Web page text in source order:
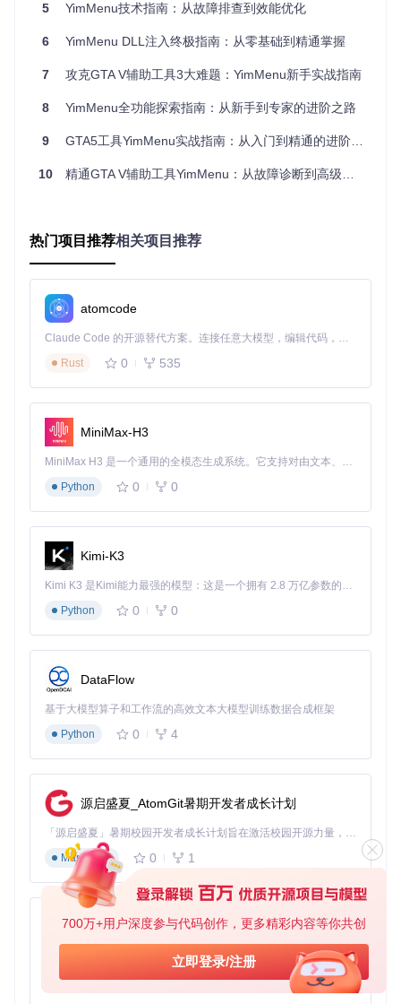
700万+用户深度参与代码创作，更多精彩内容等你共创
立即登录/注册
注入器未以管理员权限运行。
├─ 检查游戏版本与YimMenu兼容性
│  └─ 查看YimMenu官方文档中的兼容性说明
├─ 检查注入日志
│  └─ 查看注入器的错误日志信息
└─ 以管理员权限运行注入器
症状三：游戏频繁崩溃
可能原因
YimMenu版本过旧。
存在其他冲突的辅助工具。
系统环境不兼容。
故障诊断树
游戏频繁崩溃
├─ 检查YimMenu版本
│  └─ 前往官方仓库获取最新版本
│  └─ 确保仅运行YimMenu一个辅助工具
└─ 检查系统兼容性
解决方案
前置条件：已正确安装YimMenu和注入器。
操作步骤：运行注入器，观察是否有成功注入的提示。
成功验证指标：注入器显示"注入成功"或类似提示。
检查快捷键占用情况
前置条件：已打开系统设置。
操作步骤：在系统设置中查看快捷键占用情况，确保Ins
ert键未被占用。
操作步骤：重新启动游戏，然后运行注入器进行注入。
针对功能按钮点击无效的解决方案
检查游戏版本兼容性
前置条件：已了解自己的游戏版本。
操作步骤：参考YimMenu的兼容性矩阵，确认游戏版本
成功验证指标：游戏版本在兼容性列表中。
5 YimMenu技术指南：从故障排查到效能优化
6 YimMenu DLL注入终极指南：从零基础到精通掌握
7 攻克GTA V辅助工具3大难题：YimMenu新手实战指南
8 YimMenu全功能探索指南：从新手到专家的进阶之路
9 GTA5工具YimMenu实战指南：从入门到精通的进阶技巧
10 精通GTA V辅助工具YimMenu：从故障诊断到高级配置全指南
热门项目推荐相关项目推荐
atomcode
Claude Code 的开源替代方案。连接任意大模型，编辑代码，运行命令，自动验证 — 全自动执行。用 Rust 构建，极致性能。 ｜ An open-source alternative to Claude Code. Connect any LLM, edit code, run commands, and verify changes — autonomously. Built in Rust for speed. Get Started
Rust
0 535
MiniMax-H3
MiniMax H3 是一个通用的全模态生成系统。它支持对由文本、图像、视频和音频组成的多模态上下文进行统一理解，并能生成分辨率高达 2K、时长可达 15 秒的带原生立体声音频的视频。得益于面向任务泛化的系统设计，H3 在预训练阶段就已具备广泛的多模态上下文理解与生成能力，能够出色地执行复杂的多模态指令。
Python
0 0
Kimi-K3
Kimi K3 是Kimi能力最强的模型：这是一个拥有 2.8 万亿参数的混合专家（MoE）模型，具备原生视觉理解能力，并支持 100 万 token 的上下文窗口。
Python
0 0
DataFlow
基于大模型算子和工作流的高效文本大模型训练数据合成框架
Python
0 4
源启盛夏_AtomGit暑期开发者成长计划
「源启盛夏」暑期校园开发者成长计划旨在激活校园开源力量，通过积分激励、认证扶持、资源倾斜等形式，引导高校组织和开发者完成「入驻 — 建项目 — 做贡献 — 获认证 — 得资源」的完整闭环。无论你是想带领社团入驻平台的组织者，还是希望用代码贡献证明自己的开发者，都能在这里找到属于你的成长路径。
Markdown
0 1
py-xiaozhi
基于Python的Xiaozhi AI，适用于想要完整Xiaozhi体验而无需拥有专用硬件的用户。
Python
0 1